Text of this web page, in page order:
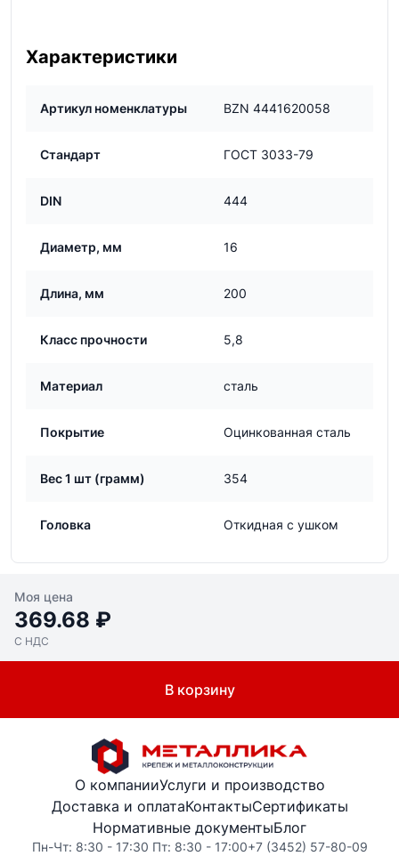
Характеристики
Артикул номенклатуры BZN 4441620058
Стандарт ГОСТ 3033-79
DIN 444
Диаметр, мм 16
Длина, мм 200
Класс прочности 5,8
Материал сталь
Покрытие Оцинкованная сталь
Вес 1 шт (грамм) 354
Головка Откидная с ушком
Моя цена
369.68 ₽
С НДС
В корзину
О компанииУслуги и производство
Доставка и оплатаКонтактыСертификаты
Нормативные документыБлог
Пн-Чт: 8:30 - 17:30 Пт: 8:30 - 17:00+7 (3452) 57-80-09